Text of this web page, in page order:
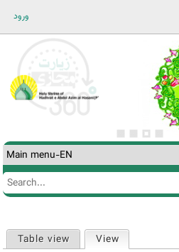
ورود
Search
Search
Table view View